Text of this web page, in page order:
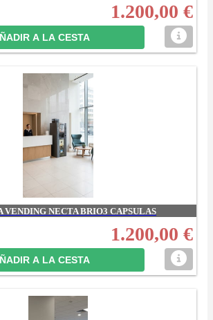
1.200,00 €
A LA CESTA
VENDING NECTA BRIO3 CAPSULAS
1.200,00 €
A LA CESTA